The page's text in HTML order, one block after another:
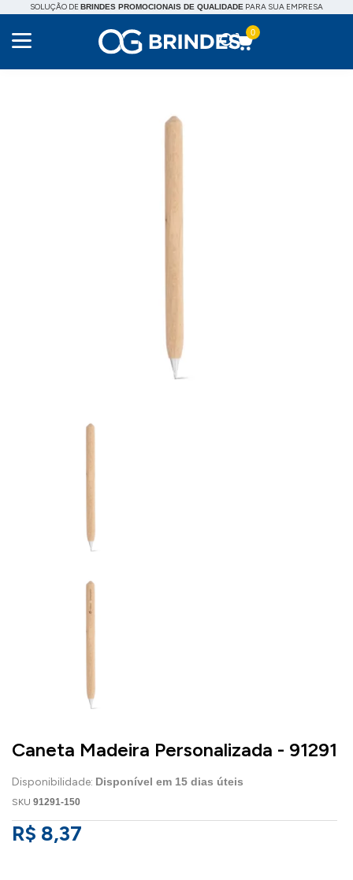
SOLUÇÃO DEBRINDES PROMOCIONAIS DE QUALIDADE PARA SUA EMPRESA
0
Caneta Madeira Personalizada - 91291
Disponibilidade: Disponível em 15 dias úteis
SKU 91291-150
R$ 8,37